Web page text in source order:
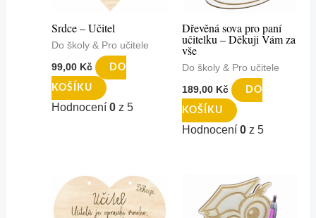
Srdce – Učitel
Do školy & Pro učitele
99,00 Kč DO
KOŠÍKU
Hodnocení 0z 5
Dřevěná sova pro paní
učitelku – Děkuji Vám za
vše
Do školy & Pro učitele
189,00 Kč DO
KOŠÍKU
Hodnocení 0 z 5